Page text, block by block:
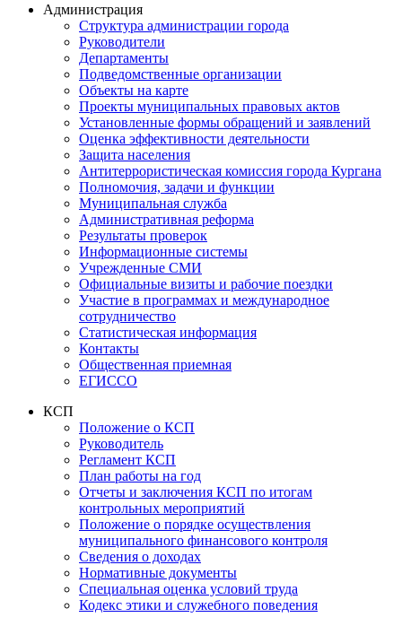
Администрация
Структура администрации города
Руководители
Департаменты
Подведомственные организации
Объекты на карте
Проекты муниципальных правовых актов
Установленные формы обращений и заявлений
Оценка эффективности деятельности
Защита населения
Антитеррористическая комиссия города Кургана
Полномочия, задачи и функции
Муниципальная служба
Административная реформа
Результаты проверок
Информационные системы
Учрежденные СМИ
Официальные визиты и рабочие поездки
Участие в программах и международное
сотрудничество
Статистическая информация
Контакты
Общественная приемная
ЕГИССО
КСП
Положение о КСП
Руководитель
Регламент КСП
План работы на год
Отчеты и заключения КСП по итогам
контрольных мероприятий
Положение о порядке осуществления
муниципального финансового контроля
Сведения о доходах
Нормативные документы
Специальная оценка условий труда
Кодекс этики и служебного поведения